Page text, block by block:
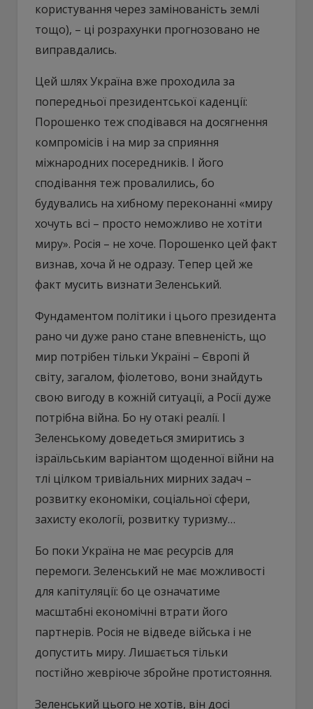
користування через замінованість землі
тощо), – ці розрахунки прогнозовано не
виправдались.
Цей шлях Україна вже проходила за
попередньої президентської каденції:
Порошенко теж сподівався на досягнення
компромісів і на мир за сприяння
міжнародних посередників. І його
сподівання теж провалились, бо
будувались на хибному переконанні «миру
хочуть всі – просто неможливо не хотіти
миру». Росія – не хоче. Порошенко цей факт
визнав, хоча й не одразу. Тепер цей же
факт мусить визнати Зеленський.
Фундаментом політики і цього президента
рано чи дуже рано стане впевненість, що
мир потрібен тільки Україні – Європі й
світу, загалом, фіолетово, вони знайдуть
свою вигоду в кожній ситуації, а Росії дуже
потрібна війна. Бо ну отакі реалії. І
Зеленському доведеться змиритись з
ізраїльським варіантом щоденної війни на
тлі цілком тривіальних мирних задач –
розвитку економіки, соціальної сфери,
захисту екології, розвитку туризму…
Бо поки Україна не має ресурсів для
перемоги. Зеленський не має можливості
для капітуляції: бо це означатиме
масштабні економічні втрати його
партнерів. Росія не відведе війська і не
допустить миру. Лишається тільки
постійно жевріюче збройне протистояння.
Зеленський цього не хотів, він досі